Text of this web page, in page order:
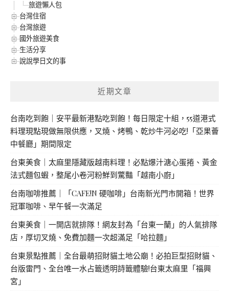
旅遊懶人包
台灣住宿
台灣旅遊
國外旅遊美食
生活分享
說說學日文的事
近期文章
台南吃到飽｜安平最新港點吃到飽！每日限定十組，55道港式
料理現點現做無限供應，叉燒、烤鴨、乾炒牛河必吃!「亞果薈
中餐廳」期間限定
台東美食｜太麻里隱藏版越南料理！必點爆汁溏心蛋捲、黃金
法式麵包蝦，整尾小卷河粉鮮到驚豔「越南小廚」
台南咖啡推薦｜「CAFE!N 硬咖啡」台南新光門市開箱！世界
冠軍咖啡、早午餐一次滿足
台東美食｜一開店就排隊！網友封為「台東一蘭」的人氣排隊
店，厚切叉燒、免費加麵一次超滿足「哈拉麵」
台東景點推薦｜全台最萌招財貓土地公廟！必拍巨型招財貓、
台版雷門、全台唯一水占籤透明詩籤體驗!台東太麻里「福興
宮」